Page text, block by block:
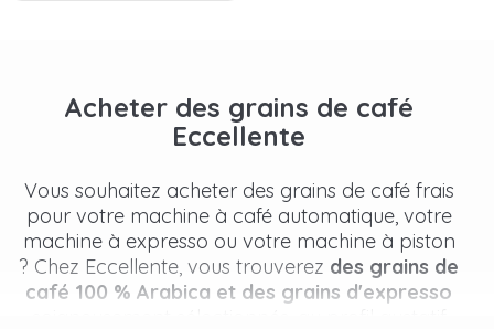
Acheter des grains de café
Eccellente
Vous souhaitez acheter des grains de café frais
pour votre machine à café automatique, votre
machine à expresso ou votre machine à piston
? Chez Eccellente, vous trouverez des grains de
café 100 % Arabica et des grains d'expresso